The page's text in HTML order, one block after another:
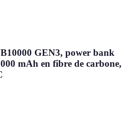
GEN3, power bank
mAh en fibre de carbone,